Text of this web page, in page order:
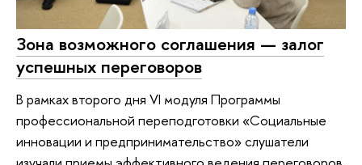
Зона возможного соглашения — залог
успешных переговоров
В рамках второго дня VI модуля Программы
профессиональной переподготовки «Социальные
инновации и предпринимательство» слушатели